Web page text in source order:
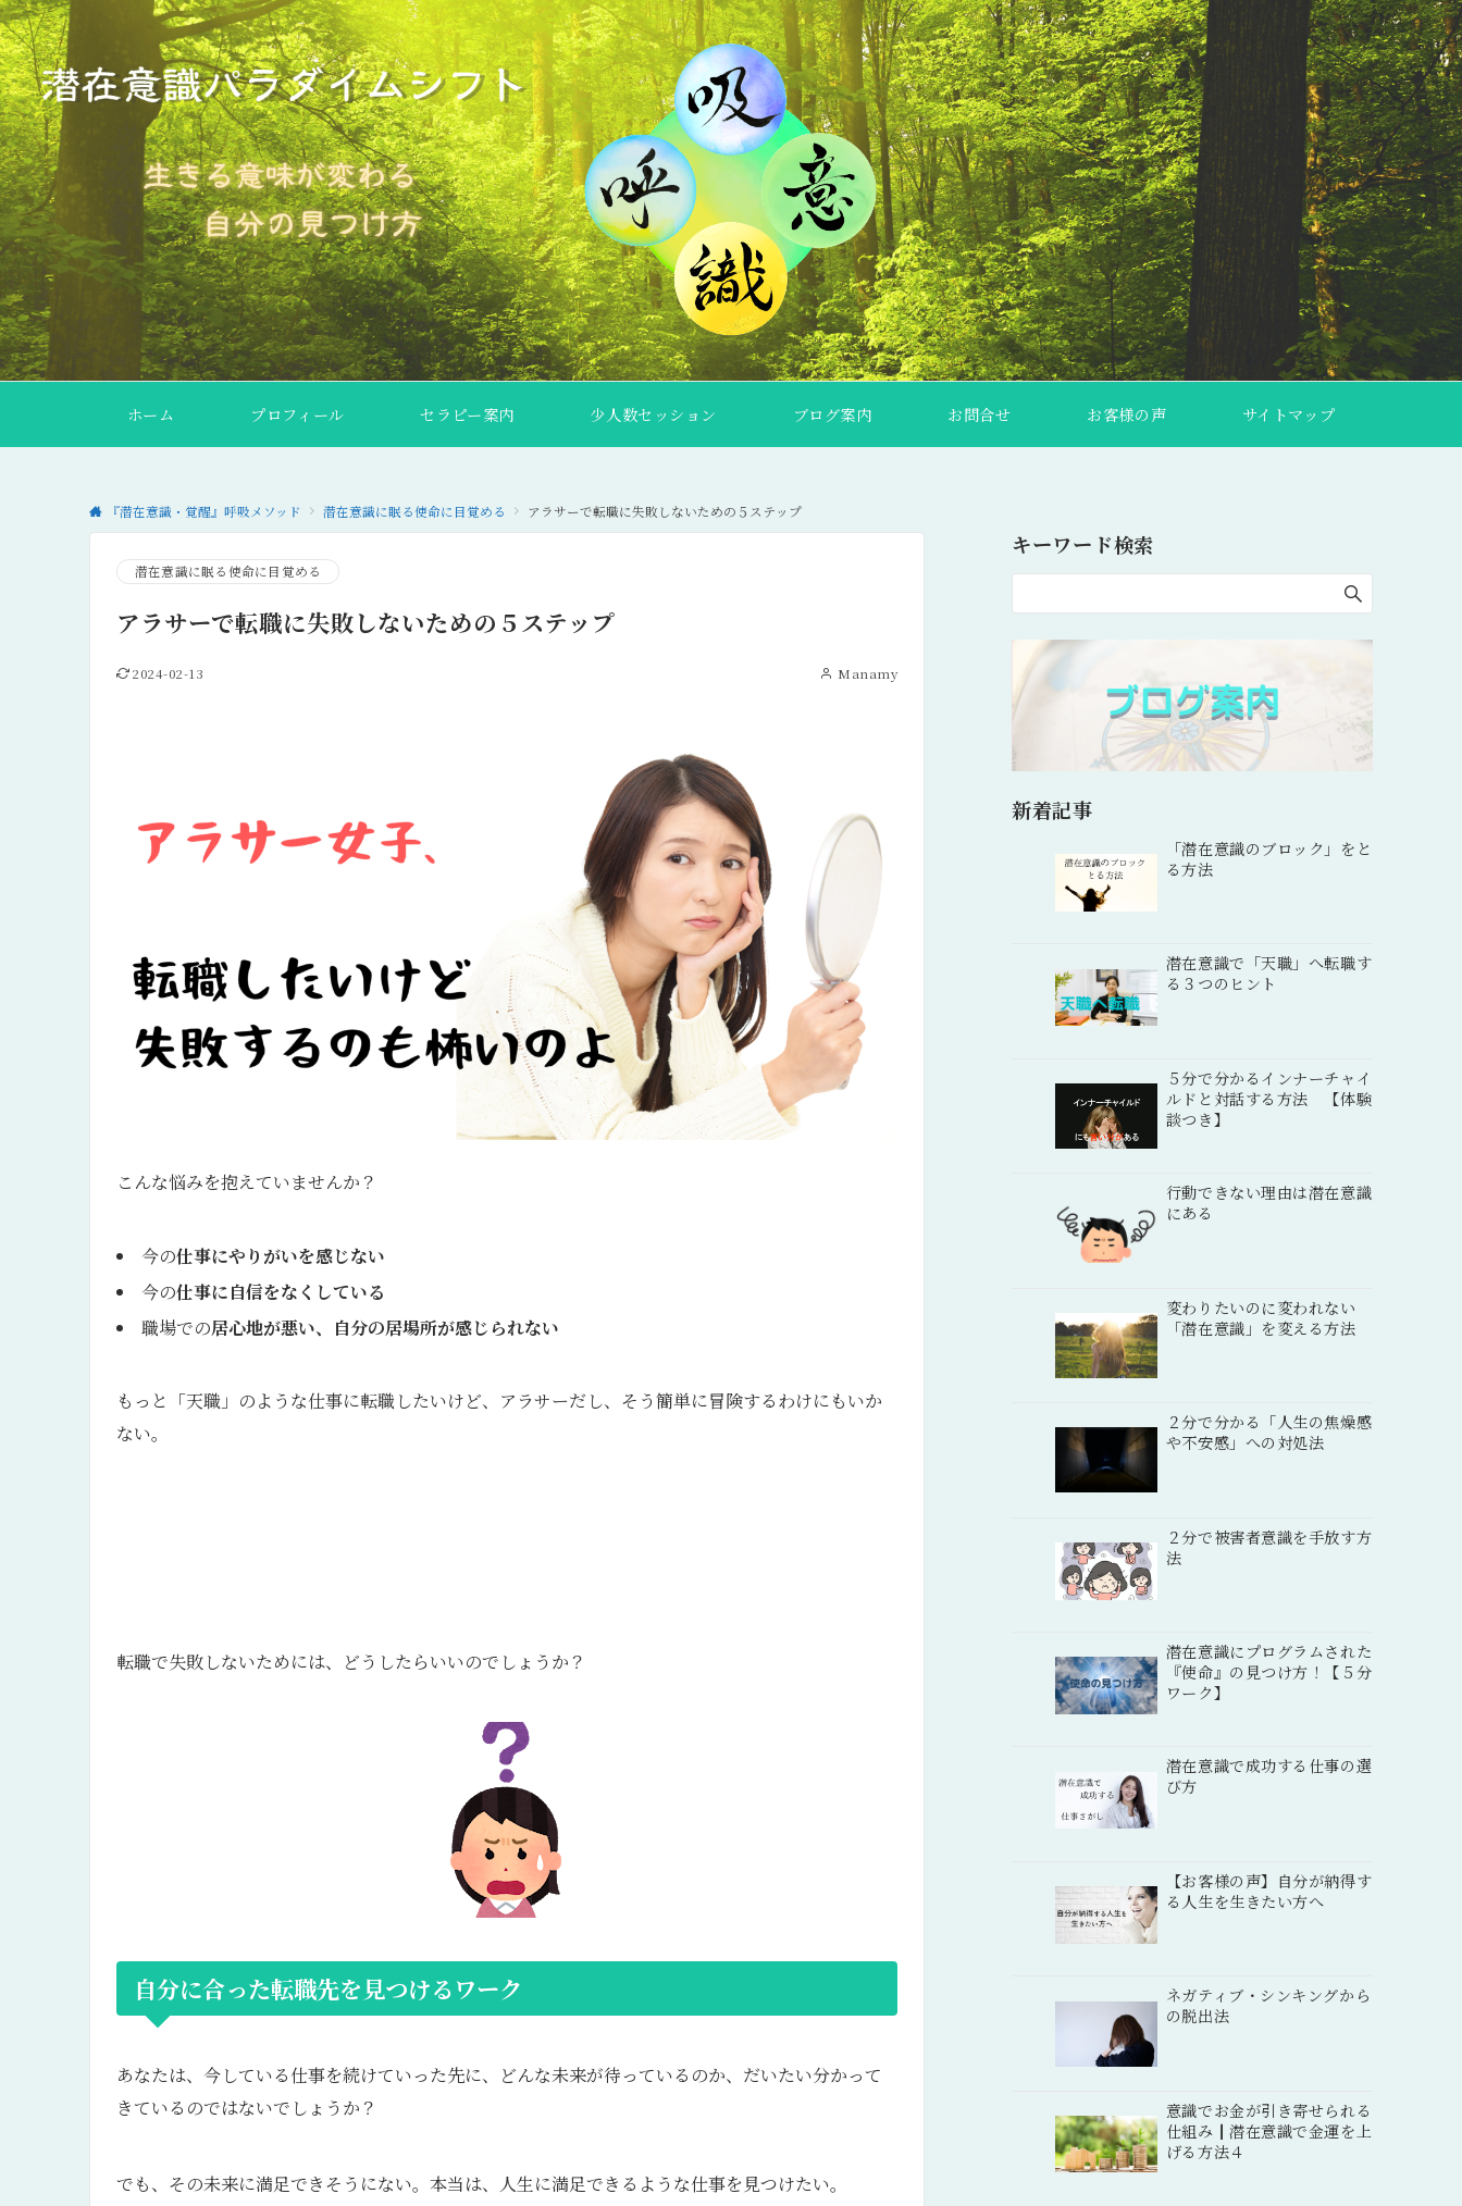
ホーム プロフィール セラピー案内 少人数セッション ブログ案内 お問合せ お客様の声 サイトマップ
『潜在意識・覚醒』呼吸メソッド 潜在意識に眠る使命に目覚める アラサーで転職に失敗しないための５ステップ
潜在意識に眠る使命に目覚める
アラサーで転職に失敗しないための５ステップ
2024-02-13 Manamy
こんな悩みを抱えていませんか？
今の仕事にやりがいを感じない
今の仕事に自信をなくしている
職場での居心地が悪い、自分の居場所が感じられない
もっと「天職」のような仕事に転職したいけど、アラサーだし、そう簡単に冒険するわけにもいか
ない。
転職で失敗しないためには、どうしたらいいのでしょうか？
自分に合った転職先を見つけるワーク
あなたは、今している仕事を続けていった先に、どんな未来が待っているのか、だいたい分かって
きているのではないでしょうか？
でも、その未来に満足できそうにない。本当は、人生に満足できるような仕事を見つけたい。
キーワード検索
新着記事
「潜在意識のブロック」をと
る方法
潜在意識で「天職」へ転職す
る３つのヒント
５分で分かるインナーチャイ
ルドと対話する方法 【体験
談つき】
行動できない理由は潜在意識
にある
変わりたいのに変われない
「潜在意識」を変える方法
２分で分かる「人生の焦燥感
や不安感」への対処法
２分で被害者意識を手放す方
法
潜在意識にプログラムされた
『使命』の見つけ方！【５分
ワーク】
潜在意識で成功する仕事の選
び方
【お客様の声】自分が納得す
る人生を生きたい方へ
ネガティブ・シンキングから
の脱出法
意識でお金が引き寄せられる
仕組み┃潜在意識で金運を上
げる方法４